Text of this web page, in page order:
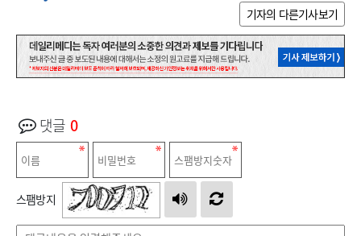
기자의 다른기사보기
댓글 0
스팸방지